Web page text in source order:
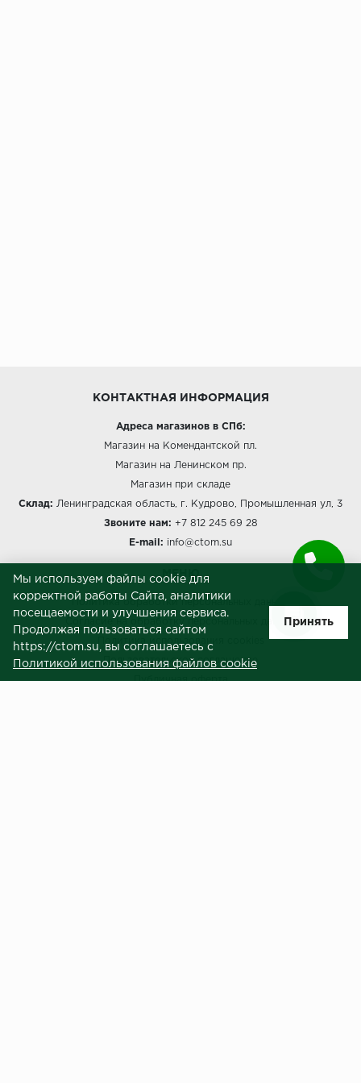
КОНТАКТНАЯ ИНФОРМАЦИЯ
Адреса магазинов в СПб:
Магазин на Комендантской пл.
Магазин на Ленинском пр.
Магазин при складе
Склад: Ленинградская область, г. Кудрово, Промышленная ул, 3
Звоните нам: +7 812 245 69 28
E-mail: info@ctom.su
МЕНЮ
Политика обработки персональных данных
Согласие на обработку персональных данных
Пользовательское соглашение
Публичная оферта
Мы используем файлы cookie для
корректной работы Сайта, аналитики
посещаемости и улучшения сервиса.
Продолжая пользоваться сайтом
https://ctom.su, вы соглашаетесь с
Политикой использования файлов cookie
Принять